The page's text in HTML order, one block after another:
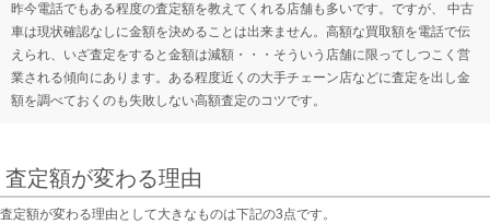
昨今電話でもある程度の査定額を教えてくれる店舗も多いです。ですが、 中古
車は現状確認なしに金額を決めることは出来ません。高額な買取額を電話で伝
えられ、いざ査定をすると金額は減額・・・そういう店舗に限ってしつこく営
業される傾向にあります。ある程度近くの大手チェーン店などに査定を出し金
額を調べておくのも失敗しない高額査定のコツです。
査定額が変わる理由
査定額が変わる理由として大きなものは下記の3点です。